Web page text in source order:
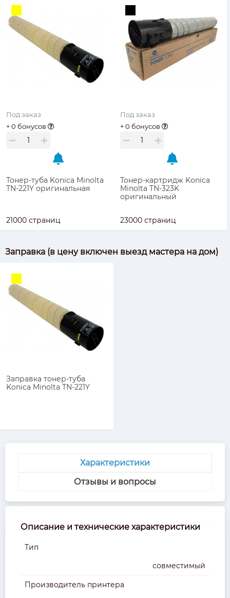
Под заказ
+ 0 бонусов
Тонер-туба Konica Minolta
TN-221Y оригинальная
21000 страниц
Под заказ
+ 0 бонусов
Тонер-картридж Konica
Minolta TN-323K
оригинальный
23000 страниц
Заправка (в цену включен выезд мастера на дом)
Заправка тонер-туба
Konica Minolta TN-221Y
Характеристики
Отзывы и вопросы
Описание и технические характеристики
Тип
совместимый
Производитель принтера